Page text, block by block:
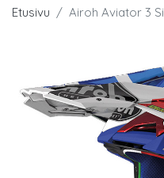
Etusivu Airoh Aviator 3